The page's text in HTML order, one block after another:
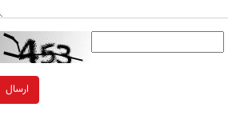
ارسال